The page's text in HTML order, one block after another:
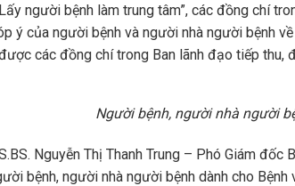
người bệnh làm trung tâm”, các đồng chí
ý của người bệnh và người nhà người bệnh
các đồng chí trong Ban lãnh đạo tiếp thu,
Người bệnh, người nhà người
Nguyễn Thị Thanh Trung – Phó Giám
bệnh, người nhà người bệnh dành cho